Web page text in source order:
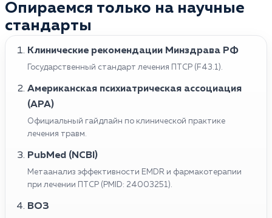
Опираемся только на научные
стандарты
Клинические рекомендации Минздрава РФ
Государственный стандарт лечения ПТСР (F43.1).
Американская психиатрическая ассоциация
(APA)
Официальный гайдлайн по клинической практике
лечения травм.
PubMed (NCBI)
Метаанализ эффективности EMDR и фармакотерапии
при лечении ПТСР (PMID: 24003251).
ВОЗ